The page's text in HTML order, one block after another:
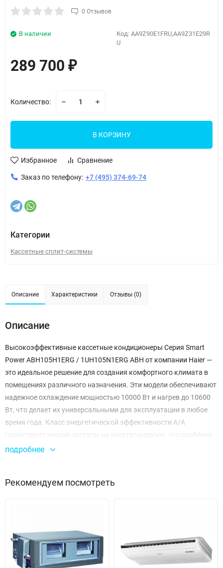
0 Отзывов
Код: AA9Z90E1FRU,AA9Z31E29R
U
В наличии
289 700 ₽
Количество:
В КОРЗИНУ
Избранное Сравнение
Заказ по телефону: +7 (495) 374-69-74
Категории
Кассетные сплит-системы
Описание Характеристики Отзывы (0)
Описание
Высокоэффективные кассетные кондиционеры Серия Smart
Power ABH105H1ERG / 1UH105N1ERG ABH от компании Haier —
это идеальное решение для создания комфортного климата в
помещениях различного назначения. Эти модели обеспечивают
надежное охлаждение мощностью 10000 Вт и нагрев до 10600
Вт, что делает их универсальными для эксплуатации в любое
время года. Класс энергетической эффективности A/A
гарантирует низкие затраты на электроэнергию, что особенно
важно в условиях постоянного использования.
воздухообмену: максимальный расход воздуха в 4000 м³/ч
шума. Кондиционеры могут работать в диапазоне температур
от -15 до +52°C при охлаждении и от -20 до +24°C в режиме
обогрева, что делает их подходящими для различных
подробнее
Рекомендуем посмотреть